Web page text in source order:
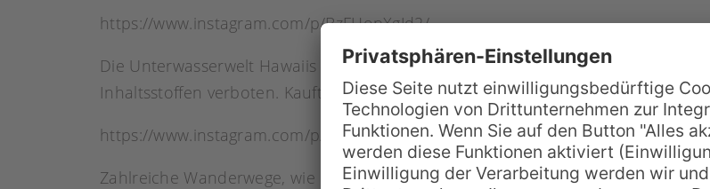
https://www.instagram.com/p/BzFHopXgJd2/
Die Unterwasserwelt Hawaiis ist legendär. Zu ihrem Schutz hat Hawaii übrigens
Inhaltsstoffen verboten. Kauft eure Sonnencreme also am besten direkt vor Ort.
https://www.instagram.com/p/BgElLF_je1y/
Zahlreiche Wanderwege, wie hier im Pololu Valley, durchziehen Big Island.